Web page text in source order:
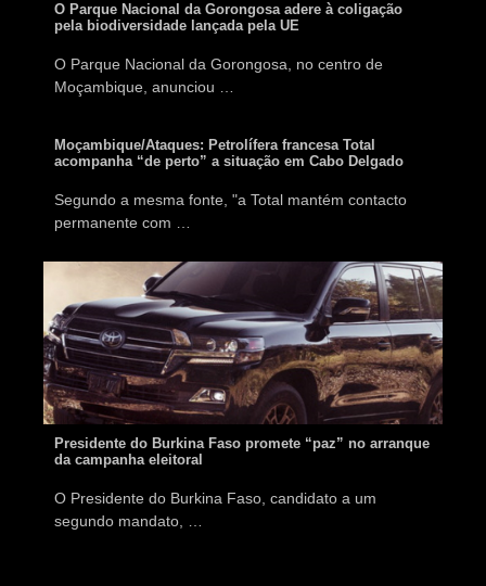
O Parque Nacional da Gorongosa adere à coligação
pela biodiversidade lançada pela UE
O Parque Nacional da Gorongosa, no centro de
Moçambique, anunciou …
Moçambique/Ataques: Petrolífera francesa Total
acompanha “de perto” a situação em Cabo Delgado
Segundo a mesma fonte, "a Total mantém contacto
permanente com …
Presidente do Burkina Faso promete “paz” no arranque
da campanha eleitoral
O Presidente do Burkina Faso, candidato a um
segundo mandato, …